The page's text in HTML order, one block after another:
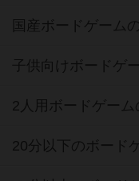
国産ボードゲーム
子供向けボードゲ
2人用ボードゲーム
20分以下のボード